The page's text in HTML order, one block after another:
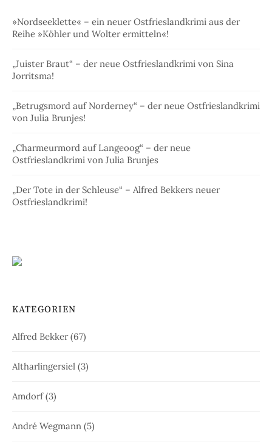
»Nordseeklette« – ein neuer Ostfrieslandkrimi aus der
Reihe »Köhler und Wolter ermitteln«!
„Juister Braut“ – der neue Ostfrieslandkrimi von Sina
Jorritsma!
„Betrugsmord auf Norderney“ – der neue Ostfrieslandkrimi
von Julia Brunjes!
„Charmeurmord auf Langeoog“ – der neue
Ostfrieslandkrimi von Julia Brunjes
„Der Tote in der Schleuse“ – Alfred Bekkers neuer
Ostfrieslandkrimi!
KATEGORIEN
Alfred Bekker(67)
Altharlingersiel (3)
Amdorf(3)
André Wegmann (5)